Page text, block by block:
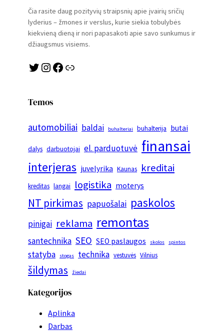
Čia rasite daug pozityvių straipsnių apie įvairių sričių
lyderius – žmones ir verslus, kurie siekia tobulybės
kiekvieną dieną ir nori papasakoti apie savo sunkumus ir
džiaugsmus visiems.
Twitter Instagram Facebook Link
Temos
automobiliai baldai buhalteriai buhalterija butai
dalys darbuotojai el. parduotuvė finansai
interjeras juvelyrika Kaunas kreditai
kreditas langai logistika moterys
NT pirkimas papuošalai paskolos
pinigai reklama remontas
santechnika SEO SEO paslaugos skolos spintos
statyba stogas technika vestuvės Vilnius
šildymas žiedai
Kategorijos
Aplinka
Darbas